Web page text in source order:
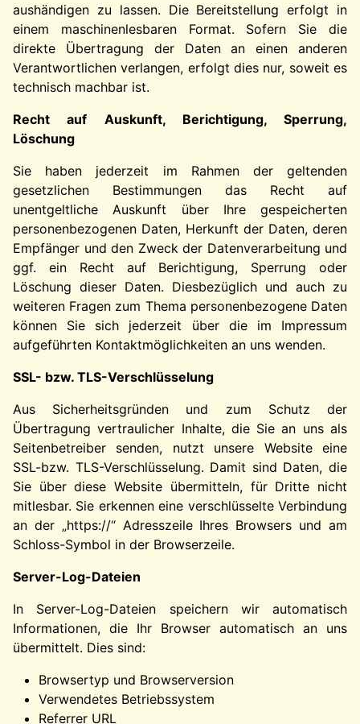
aushändigen zu lassen. Die Bereitstellung erfolgt in
einem maschinenlesbaren Format. Sofern Sie die
direkte Übertragung der Daten an einen anderen
Verantwortlichen verlangen, erfolgt dies nur, soweit es
technisch machbar ist.
Recht auf Auskunft, Berichtigung, Sperrung,
Löschung
Sie haben jederzeit im Rahmen der geltenden
gesetzlichen Bestimmungen das Recht auf
unentgeltliche Auskunft über Ihre gespeicherten
personenbezogenen Daten, Herkunft der Daten, deren
Empfänger und den Zweck der Datenverarbeitung und
ggf. ein Recht auf Berichtigung, Sperrung oder
Löschung dieser Daten. Diesbezüglich und auch zu
weiteren Fragen zum Thema personenbezogene Daten
können Sie sich jederzeit über die im Impressum
aufgeführten Kontaktmöglichkeiten an uns wenden.
SSL- bzw. TLS-Verschlüsselung
Aus Sicherheitsgründen und zum Schutz der
Übertragung vertraulicher Inhalte, die Sie an uns als
Seitenbetreiber senden, nutzt unsere Website eine
SSL-bzw. TLS-Verschlüsselung. Damit sind Daten, die
Sie über diese Website übermitteln, für Dritte nicht
mitlesbar. Sie erkennen eine verschlüsselte Verbindung
an der „https://“ Adresszeile Ihres Browsers und am
Schloss-Symbol in der Browserzeile.
Server-Log-Dateien
In Server-Log-Dateien speichern wir automatisch
Informationen, die Ihr Browser automatisch an uns
übermittelt. Dies sind:
Browsertyp und Browserversion
Verwendetes Betriebssystem
Referrer URL